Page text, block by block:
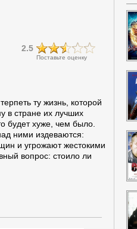
Поставьте оценку
2.5
ту жизнь, которой
в стране их лучших
будет хуже, чем было.
ними издеваются:
и угрожают жестокими
вопрос: стоило ли